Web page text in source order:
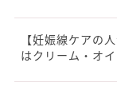
【妊娠線ケアの
はクリーム・オ